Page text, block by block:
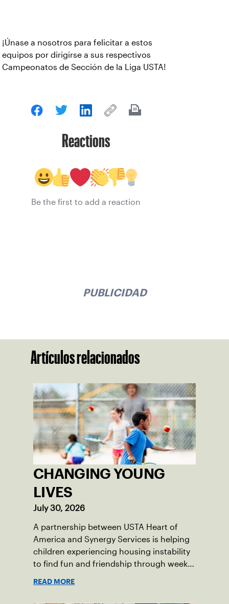
¡Únase a nosotros para felicitar a estos
equipos por dirigirse a sus respectivos
Campeonatos de Sección de la Liga USTA!
Reactions
Be the first to add a reaction
PUBLICIDAD
Artículos relacionados
CHANGING YOUNG
LIVES
July 30, 2026
A partnership between USTA Heart of
America and Synergy Services is helping
children experiencing housing instability
to find fun and friendship through weekly
READ MORE